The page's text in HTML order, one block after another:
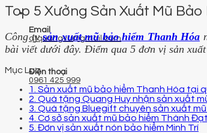
Email
qtquangvu@gmail.com
Điện thoại
0961 425 999
Top 5 Xưởng Sản Xuất Mũ
Công tysản xuất mũ bảo hiểm Thanh Hóa
bài viết dưới đây. Điểm qua 5 đơn vị sản
Mục Lục
1. Sản xuất mũ bảo hiểm Thanh Hóa tại
2. Quà tặng Quang Huy nhận sản xuất
3. Quà tặng Bluegift chuyên sản xuất
4. Cơ sở sản xuất mũ bảo hiểm Thành
5. Đơn vị sản xuất nón bảo hiểm Minh Trí